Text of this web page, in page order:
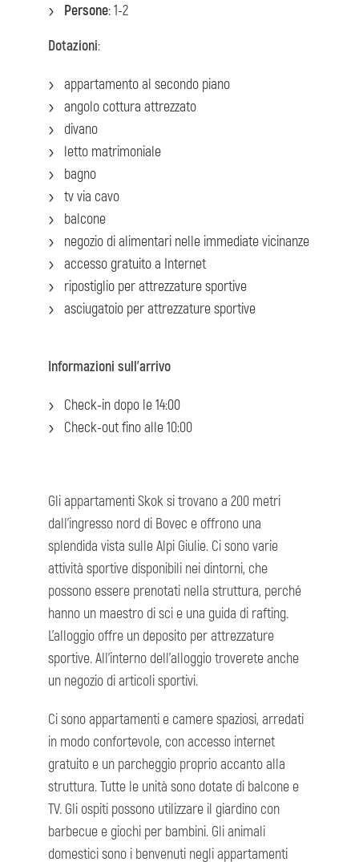
Persone: 1-2
Dotazioni:
appartamento al secondo piano
angolo cottura attrezzato
divano
letto matrimoniale
bagno
tv via cavo
balcone
negozio di alimentari nelle immediate vicinanze
accesso gratuito a Internet
ripostiglio per attrezzature sportive
asciugatoio per attrezzature sportive
Informazioni sull'arrivo
Check-in dopo le 14:00
Check-out fino alle 10:00
Gli appartamenti Skok si trovano a 200 metri
dall'ingresso nord di Bovec e offrono una
splendida vista sulle Alpi Giulie. Ci sono varie
attività sportive disponibili nei dintorni, che
possono essere prenotati nella struttura, perché
hanno un maestro di sci e una guida di rafting.
L'alloggio offre un deposito per attrezzature
sportive. All'interno dell'alloggio troverete anche
un negozio di articoli sportivi.
Ci sono appartamenti e camere spaziosi, arredati
in modo confortevole, con accesso internet
gratuito e un parcheggio proprio accanto alla
struttura. Tutte le unità sono dotate di balcone e
TV. Gli ospiti possono utilizzare il giardino con
barbecue e giochi per bambini. Gli animali
domestici sono i benvenuti negli appartamenti